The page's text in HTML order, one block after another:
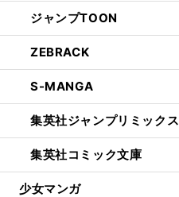
ジャンプTOON
ZEBRACK
S-MANGA
集英社ジャンプリミックス
集英社コミック文庫
少女マンガ